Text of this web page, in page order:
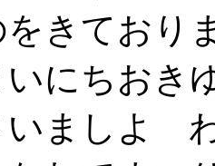
をきてお
にちおき
いましよ